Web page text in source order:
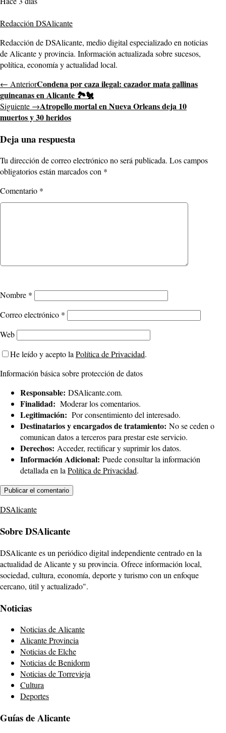
Redacción DSAlicante
Redacción de DSAlicante, medio digital especializado en noticias
de Alicante y provincia. Información actualizada sobre sucesos,
política, economía y actualidad local.
← AnteriorCondena por caza ilegal: cazador mata gallinas
guineanas en Alicante 🏞️🐔
Siguiente →Atropello mortal en Nueva Orleans deja 10
muertos y 30 heridos
Deja una respuesta
Tu dirección de correo electrónico no será publicada. Los campos
obligatorios están marcados con *
Comentario *
Nombre *
Correo electrónico *
Web
He leído y acepto laPolítica de Privacidad.
Información básica sobre protección de datos
Responsable: DSAlicante.com.
Finalidad: Moderar los comentarios.
Legitimación: Por consentimiento del interesado.
Destinatarios y encargados de tratamiento: No se ceden o
comunican datos a terceros para prestar este servicio.
Derechos: Acceder, rectificar y suprimir los datos.
Información Adicional: Puede consultar la información
detallada en laPolítica de Privacidad.
DSAlicante
Sobre DSAlicante
DSAlicante es un periódico digital independiente centrado en la
actualidad de Alicante y su provincia. Ofrece información local,
sociedad, cultura, economía, deporte y turismo con un enfoque
cercano, útil y actualizado".
Noticias
Noticias de Alicante
Alicante Provincia
Noticias de Elche
Noticias de Benidorm
Noticias de Torrevieja
Cultura
Deportes
Guías de Alicante